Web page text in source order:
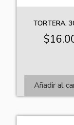
TORTERA,
$
Añadir al